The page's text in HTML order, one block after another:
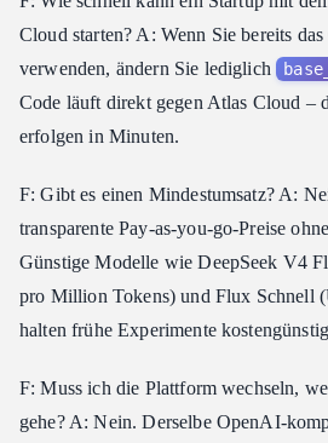
Cloud starten? A: Wenn Sie bereits
verwenden, ändern Sie lediglich
Code läuft direkt gegen Atlas Cloud –
erfolgen in Minuten.
F: Gibt es einen Mindestumsatz? A:
transparente Pay-as-you-go-Preise
Günstige Modelle wie DeepSeek V4
pro Million Tokens) und Flux Schnell
halten frühe Experimente
F: Muss ich die Plattform wechseln,
gehe? A: Nein. Derselbe OpenAI-